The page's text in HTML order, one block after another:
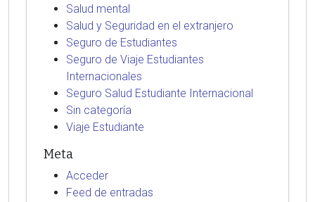
Salud mental
Salud y Seguridad en el extranjero
Seguro de Estudiantes
Seguro de Viaje Estudiantes
Internacionales
Seguro Salud Estudiante Internacional
Sin categoría
Viaje Estudiante
Meta
Acceder
Feed de entradas